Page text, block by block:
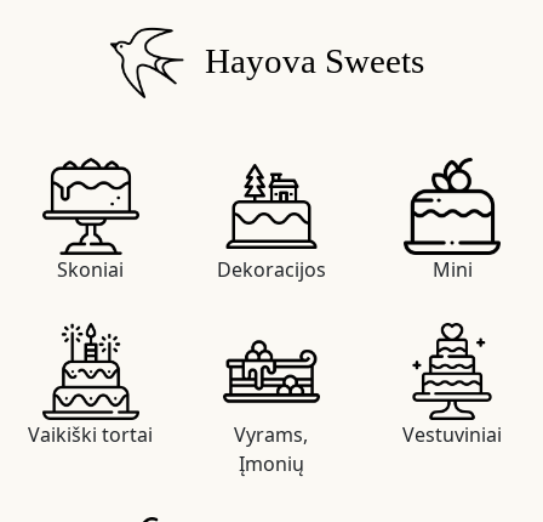
Hayova Sweets
Skoniai Dekoracijos Mini
Vaikiški tortai
Vyrams,
Įmonių
Vestuviniai